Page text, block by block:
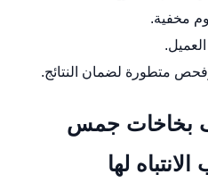
مخفية.
متطورة لضمان النتائج.
بخاخات جمس